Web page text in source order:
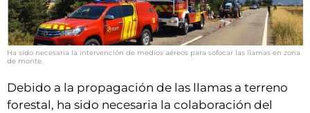
Ha sido necesaria la intervención de medios aéreos para sofocar las llamas en zona
de monte.
Debido a la propagación de las llamas a terreno
forestal, ha sido necesaria la colaboración del